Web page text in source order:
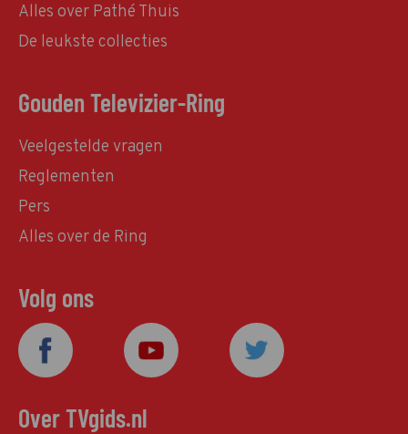
Alles over Pathé Thuis
De leukste collecties
Gouden Televizier-Ring
Veelgestelde vragen
Reglementen
Pers
Alles over de Ring
Volg ons
Over TVgids.nl